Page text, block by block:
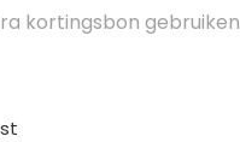
kortingsbon gebruiken